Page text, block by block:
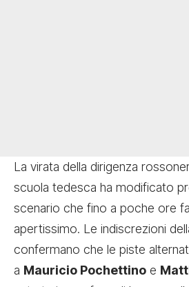
La virata della dirigenza
scuola tedesca ha modificato
scenario che fino a poche ore
apertissimo. Le indiscrezioni
confermano che le piste
a Mauricio Pochettino e